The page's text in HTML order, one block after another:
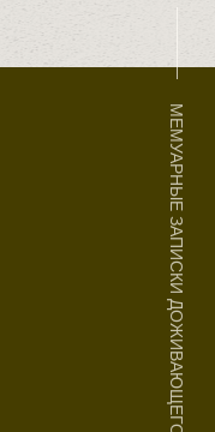
МЕМУАРНЫЕ ЗАПИСКИ ДОЖИВАЮЩЕГО